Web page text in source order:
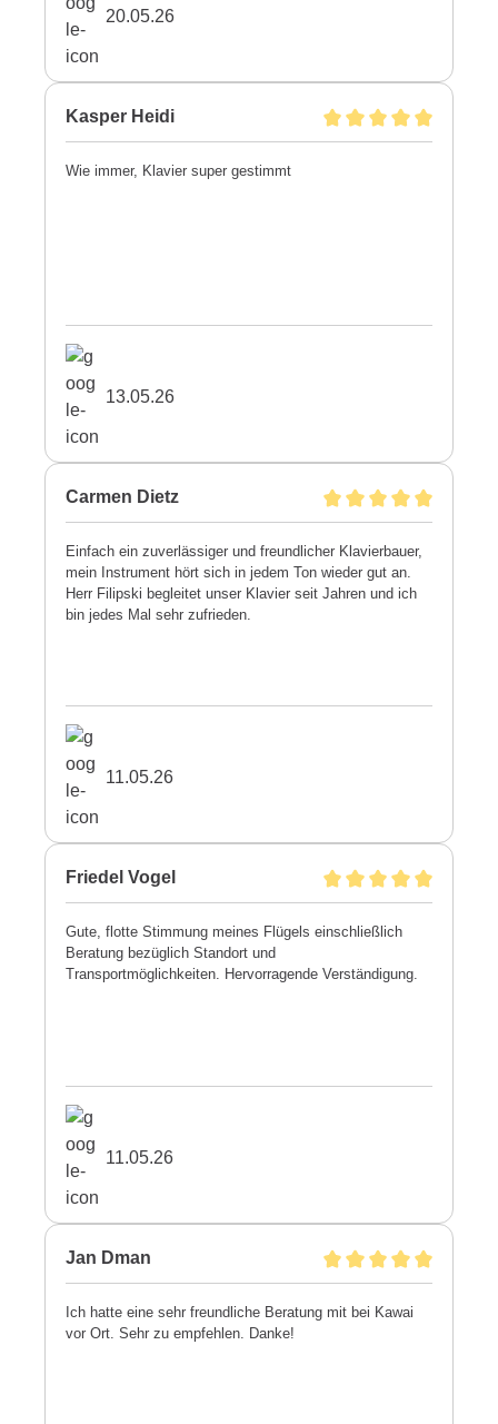
20.05.26
Kasper Heidi
Wie immer, Klavier super gestimmt
13.05.26
Carmen Dietz
Einfach ein zuverlässiger und freundlicher Klavierbauer,
mein Instrument hört sich in jedem Ton wieder gut an.
Herr Filipski begleitet unser Klavier seit Jahren und ich
bin jedes Mal sehr zufrieden.
11.05.26
Friedel Vogel
Gute, flotte Stimmung meines Flügels einschließlich
Beratung bezüglich Standort und
Transportmöglichkeiten. Hervorragende Verständigung.
11.05.26
Jan Dman
Ich hatte eine sehr freundliche Beratung mit bei Kawai
vor Ort. Sehr zu empfehlen. Danke!